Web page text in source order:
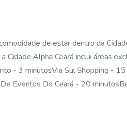
de estar dentro da
Alpha Ceará inclui áreas
- 3 minutosVia Sul Shopping - 15
Eventos Do Ceará - 20